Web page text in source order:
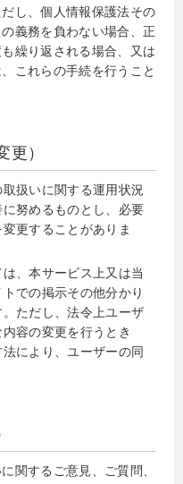
し、個人情報保護法その
義務を負わない場合、正
繰り返される場合、又は
これらの手続を行うこと
更）
扱いに関する運用状況
努めるものとし、必要
更することがありま
、本サービス上又は当
での掲示その他分かり
ただし、法令上ユーザ
容の変更を行うとき
により、ユーザーの同
関するご意見、ご質問、